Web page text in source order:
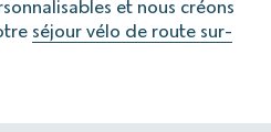
et nous créons
séjour vélo de route sur-